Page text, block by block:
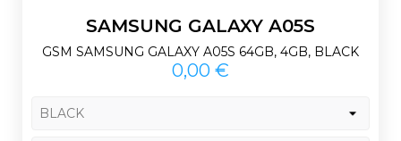
SAMSUNG GALAXY A05S
GSM SAMSUNG GALAXY A05S 64GB, 4GB, BLACK
Prix
0,00 €